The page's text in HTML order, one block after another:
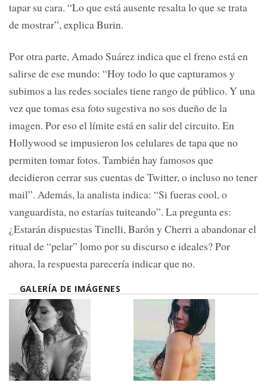
tapar su cara. “Lo que está ausente resalta lo que se trata
de mostrar”, explica Burin.
Por otra parte, Amado Suárez indica que el freno está en
salirse de ese mundo: “Hoy todo lo que capturamos y
subimos a las redes sociales tiene rango de público. Y una
vez que tomas esa foto sugestiva no sos dueño de la
imagen. Por eso el límite está en salir del circuito. En
Hollywood se impusieron los celulares de tapa que no
permiten tomar fotos. También hay famosos que
decidieron cerrar sus cuentas de Twitter, o incluso no tener
mail”. Además, la analista indica: “Si fueras cool, o
vanguardista, no estarías tuiteando”. La pregunta es:
¿Estarán dispuestas Tinelli, Barón y Cherri a abandonar el
ritual de “pelar” lomo por su discurso e ideales? Por
ahora, la respuesta parecería indicar que no.
GALERÍA DE IMÁGENES